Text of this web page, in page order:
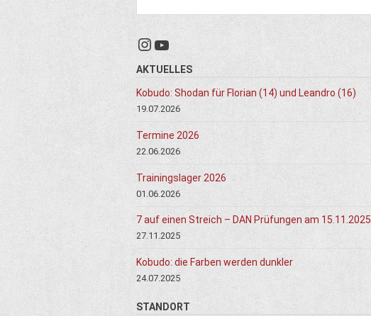
Instagram
YouTube
AKTUELLES
Kobudo: Shodan für Florian (14) und Leandro (16)
19.07.2026
Termine 2026
22.06.2026
Trainingslager 2026
01.06.2026
7 auf einen Streich – DAN Prüfungen am 15.11.2025
27.11.2025
Kobudo: die Farben werden dunkler
24.07.2025
STANDORT